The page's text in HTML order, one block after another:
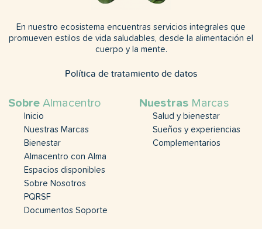
En nuestro ecosistema encuentras servicios integrales que
promueven estilos de vida saludables, desde la alimentación el
cuerpo y la mente.
Política de tratamiento de datos
Sobre Almacentro
Inicio
Nuestras Marcas
Bienestar
Almacentro con Alma
Espacios disponibles
Sobre Nosotros
PQRSF
Documentos Soporte
Nuestras Marcas
Salud y bienestar
Sueños y experiencias
Complementarios